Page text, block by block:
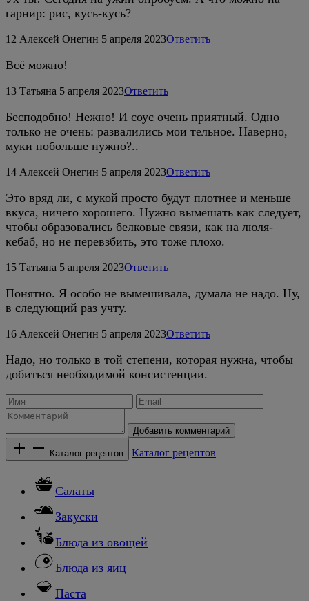
гарнир: рис, кусь-кусь?
12 Алексей Онегин 5 апреля 2023Ответить
Всё можно!
13 Татьяна 5 апреля 2023Ответить
Бесподобно! Нежно! И соус очень приятный. Одно
только не очень: развалились мои тельное. Наверно,
муки побольше нужно?..
14 Алексей Онегин 5 апреля 2023Ответить
Это вряд ли, с мукой просто будут плотнее и меньше
вкуса, ничего хорошего. Нужно вымешать как следует,
чтобы образовались белковые связи, как на люля-
кебаб, но не перевзбить, это тоже плохо.
15 Татьяна 5 апреля 2023Ответить
Понятно. Я особо не вымешивала, думала не надо. Ну,
в следующий раз учту.
16 Алексей Онегин 5 апреля 2023Ответить
Надо, но только в той степени, которая нужна, чтобы
добиться необходимой консистенции.
Добавить комментарий
Каталог рецептов Каталог рецептов
Салаты
Закуски
Блюда из овощей
Блюда из яиц
Паста